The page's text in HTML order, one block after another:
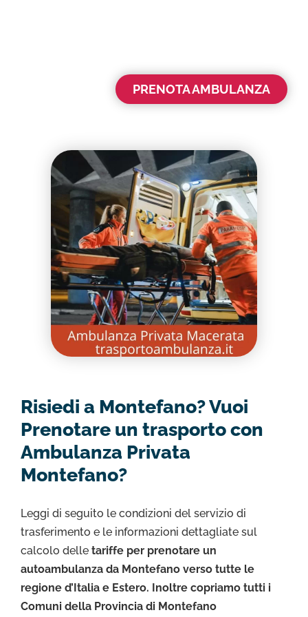
PRENOTA AMBULANZA
Risiedi a Montefano? Vuoi
Prenotare un trasporto con
Ambulanza Privata
Montefano?
Leggi di seguito le condizioni del servizio di
trasferimento e le informazioni dettagliate sul
calcolo delle tariffe per prenotare un
autoambulanza da Montefano verso tutte le
regione d’Italia e Estero. Inoltre copriamo tutti i
Comuni della Provincia di Montefano